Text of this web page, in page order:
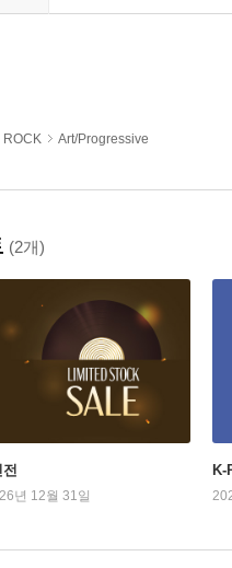
ROCK Art/Progressive
(2개)
년 12월 31일
K-